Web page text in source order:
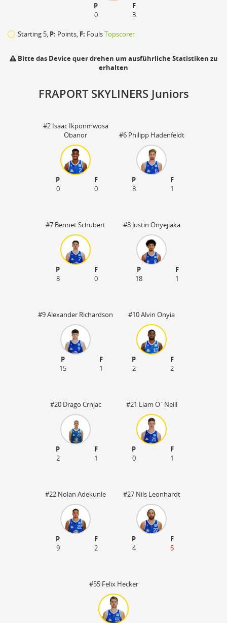
P
F
0
3
Starting 5, P: Points, F: FoulsTopscorer
Bitte das Device quer drehen um ausführliche Statistiken zu
erhalten
FRAPORT SKYLINERS Juniors
#2 Isaac Ikponmwosa
Obanor
P
F
0
0
#6 Philipp Hadenfeldt
P
F
8
1
#7 Bennet Schubert
P
F
8
0
#8 Justin Onyejiaka
P
F
18
1
#9 Alexander Richardson
P
F
15
1
#10 Alvin Onyia
P
F
2
2
#20 Drago Crnjac
P
F
2
1
#21 Liam O´Neill
P
F
0
1
#22 Nolan Adekunle
P
F
9
2
#27 Nils Leonhardt
P
F
4
5
#55 Felix Hecker